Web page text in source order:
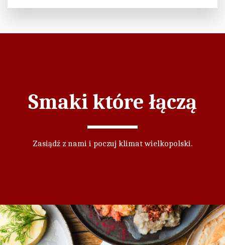
Smaki które łączą
Zasiądź z nami i poczuj klimat wielkopolski.